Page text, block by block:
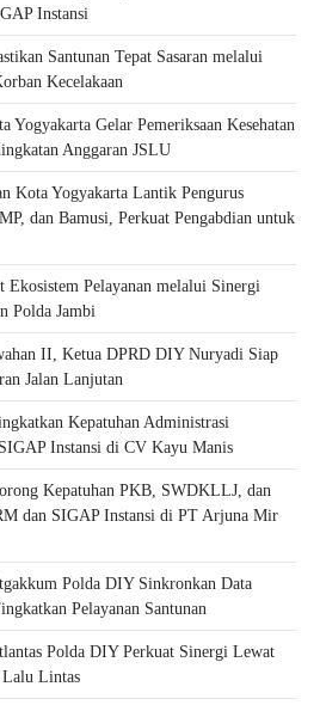
Instansi
Santunan Tepat Sasaran melalui
Kecelakaan
Yogyakarta Gelar Pemeriksaan Kesehatan
Anggaran JSLU
Kota Yogyakarta Lantik Pengurus
dan Bamusi, Perkuat Pengabdian untuk
Ekosistem Pelayanan melalui Sinergi
Polda Jambi
II, Ketua DPRD DIY Nuryadi Siap
Jalan Lanjutan
Kepatuhan Administrasi
Instansi di CV Kayu Manis
Kepatuhan PKB, SWDKLLJ, dan
dan SIGAP Instansi di PT Arjuna Mir
Polda DIY Sinkronkan Data
Pelayanan Santunan
Polda DIY Perkuat Sinergi Lewat
Lintas